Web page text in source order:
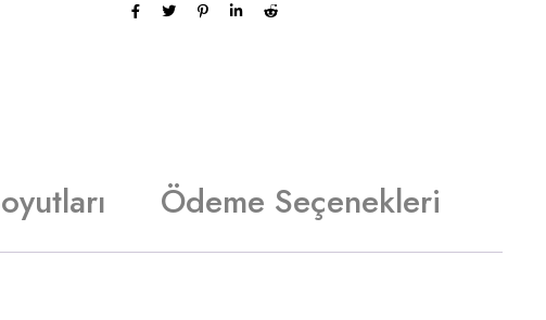
Ödeme Seçenekleri